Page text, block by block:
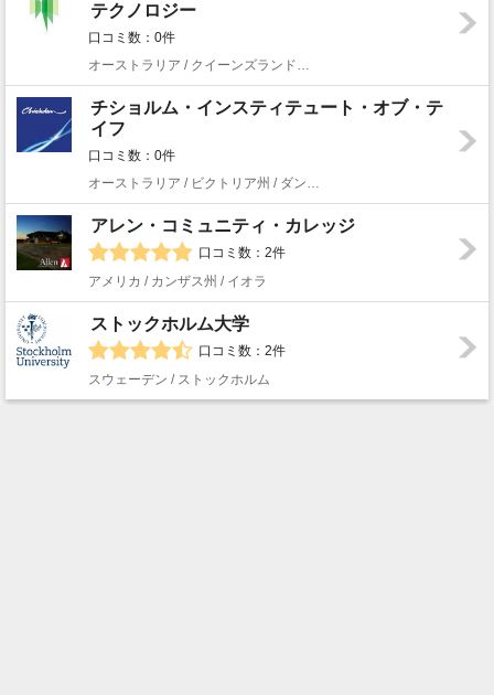
テクノロジー
口コミ数：0件
オーストラリア / クイーンズランド州 / ブリスベン
チショルム・インスティテュート・オブ・テ
イフ
口コミ数：0件
オーストラリア / ビクトリア州 / ダンデノング
アレン・コミュニティ・カレッジ
口コミ数：2件
アメリカ / カンザス州 / イオラ
ストックホルム大学
口コミ数：2件
スウェーデン / ストックホルム